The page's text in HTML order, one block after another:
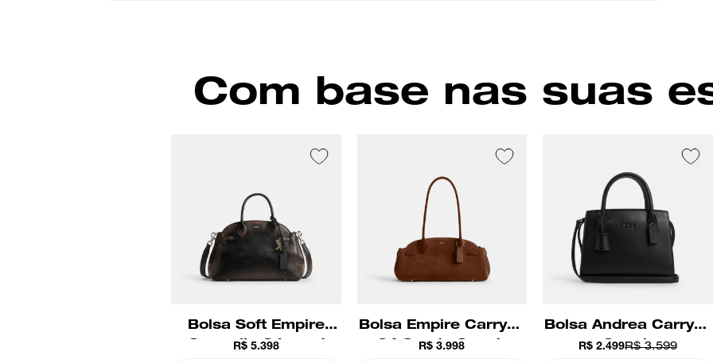
Cor
Com base nas suas
Bolsa Soft Empire
Carryall 28 Loved
R$ 5.398
Bolsa Empire Carryall
34 Suede Coach
R$ 3.998
Bolsa Andrea Carryall
Coach
R$ 3.599
R$ 2.499